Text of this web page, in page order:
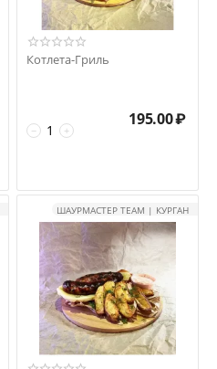
Котлета-Гриль
+
−
195.00₽
ШАУРМАСТЕР TEAM | КУРГАН